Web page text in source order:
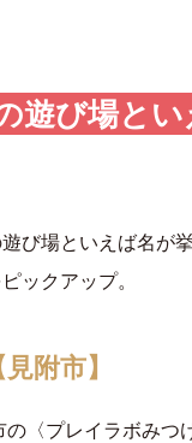
遊び場とい
び場といえば名が
ックアップ。
附市】
〈プレイラボみつ